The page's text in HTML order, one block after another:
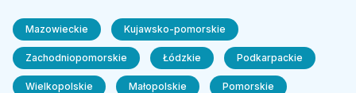
Mazowieckie Kujawsko-pomorskie
Zachodniopomorskie Łódzkie Podkarpackie
Wielkopolskie Małopolskie Pomorskie